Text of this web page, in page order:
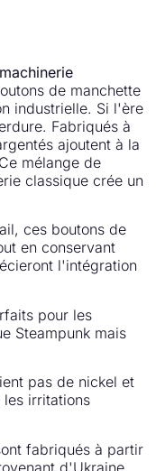
de manchette
industrielle. Si l'ère
Fabriqués à
ajoutent à la
mélange de
classique crée un
ces boutons de
en conservant
l'intégration
pour les
Steampunk mais
pas de nickel et
irritations
fabriqués à partir
d'Ukraine,